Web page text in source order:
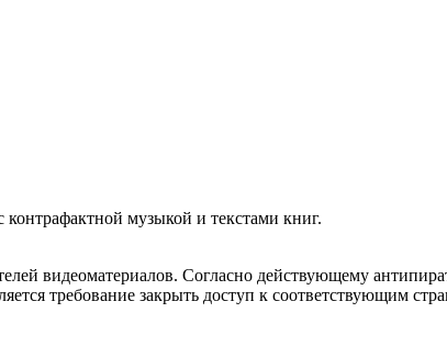
музыкой и текстами книг.
видеоматериалов. Согласно действующему
требование закрыть доступ к соответствующим